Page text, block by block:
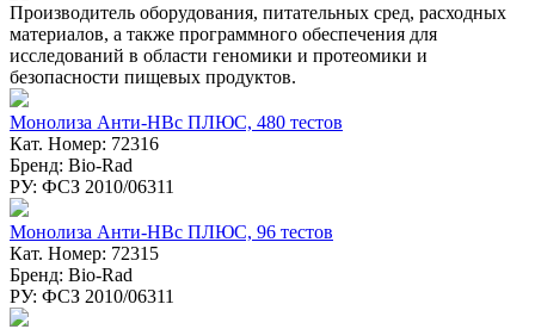
Производитель оборудования, питательных сред, расходных
материалов, а также программного обеспечения для
исследований в области геномики и протеомики и
безопасности пищевых продуктов.
Монолиза Анти-HBc ПЛЮС, 480 тестов
Кат. Номер: 72316
Бренд: Bio-Rad
РУ: ФСЗ 2010/06311
Монолиза Анти-HBc ПЛЮС, 96 тестов
Кат. Номер: 72315
Бренд: Bio-Rad
РУ: ФСЗ 2010/06311